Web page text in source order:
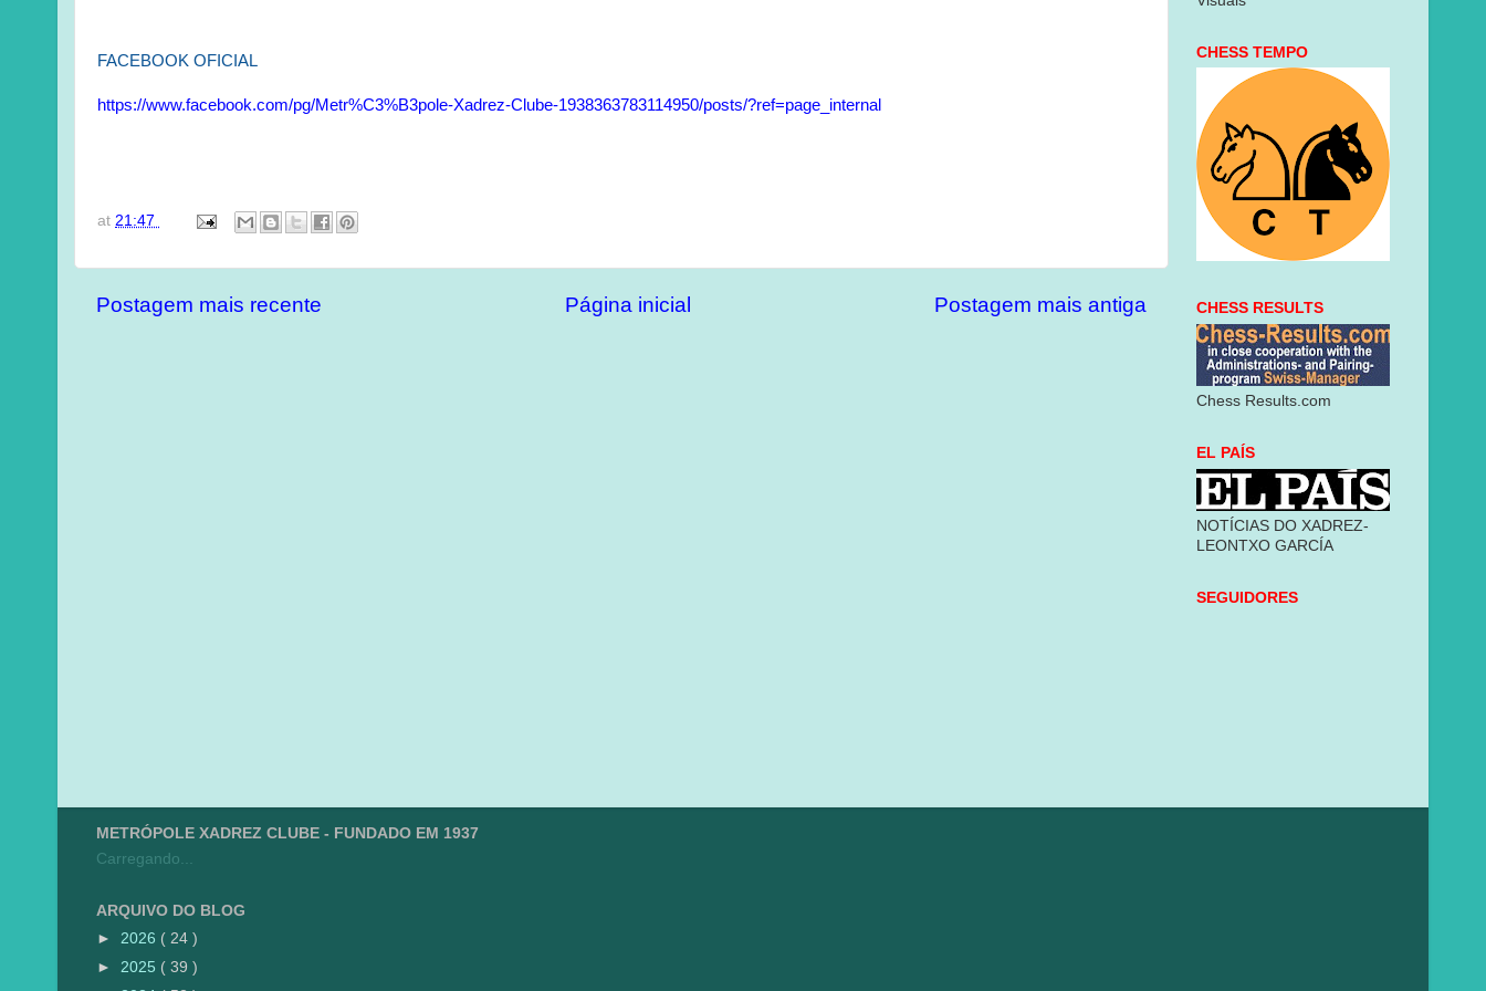
FACEBOOK OFICIAL
https://www.facebook.com/pg/Metr%C3%B3pole-Xadrez-Clube-1938363783114950/posts/?ref=page_internal
at 21:47
Postagem mais recente Postagem mais antiga
Página inicial
CHESS TEMPO
CHESS RESULTS
Chess Results.com
EL PAÍS
NOTÍCIAS DO XADREZ-
LEONTXO GARCÍA
SEGUIDORES
METRÓPOLE XADREZ CLUBE - FUNDADO EM 1937
Carregando...
ARQUIVO DO BLOG
► 2026 ( 24 )
► 2025 ( 39 )